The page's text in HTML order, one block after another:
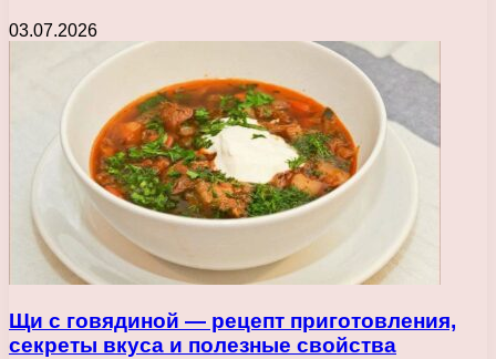
03.07.2026
Щи с говядиной — рецепт приготовления,
секреты вкуса и полезные свойства